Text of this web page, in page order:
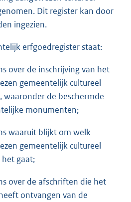
Dit register kan door
ingezien.
erfgoedregister staat:
over de inschrijving van het
gemeentelijk cultureel
waaronder de beschermde
monumenten;
waaruit blijkt om welk
gemeentelijk cultureel
gaat;
over de afschriften die het
ontvangen van de